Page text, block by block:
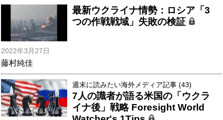
最新ウクライナ情勢：ロシア「3
つの作戦戦域」失敗の検証
2022年3月27日
藤村純佳
週末に読みたい海外メディア記事 (43)
7人の識者が語る米国の「ウクラ
イナ後」戦略 Foresight World